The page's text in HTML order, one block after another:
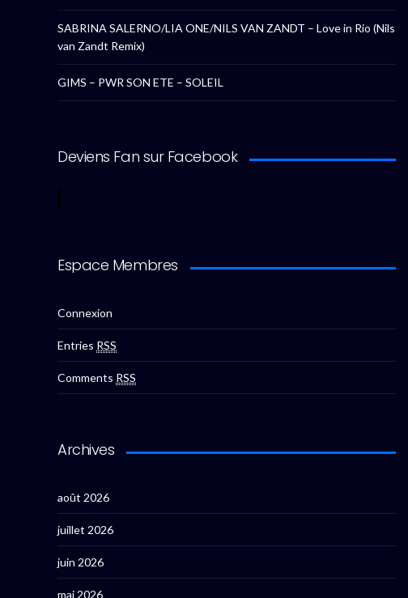
SABRINA SALERNO/LIA ONE/NILS VAN ZANDT – Love in Rio (Nils
van Zandt Remix)
GIMS – PWR SON ETE – SOLEIL
Deviens Fan sur Facebook
Espace Membres
Connexion
Entries RSS
Comments RSS
Archives
août 2026
juillet 2026
juin 2026
mai 2026